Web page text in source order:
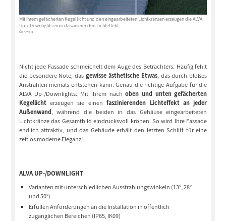
Mit ihrem gefächerten Kegellicht und den eingearbeiteten Lichtkränzen erzeugen die ALVA
Up-/ Downlights einen faszinierenden Lichteffekt.
© ESYLUX
Nicht jede Fassade schmeichelt dem Auge des Betrachters. Häufig fehlt
die besondere Note, dasgewisse ästhetische Etwas, das durch bloßes
Anstrahlen niemals entstehen kann. Genau die richtige Aufgabe für die
ALVA Up-/Downlights: Mit ihrem nachoben und unten gefächerten
Kegellichterzeugen sie einenfaszinierenden Lichteffekt an jeder
Außenwand, während die beiden in das Gehäuse eingearbeiteten
Lichtkränze das Gesamtbild eindrucksvoll krönen. So wird Ihre Fassade
endlich attraktiv, und das Gebäude erhält den letzten Schliff für eine
zeitlos moderne Eleganz!
ALVA UP-/DOWNLIGHT
Varianten mit unterschiedlichen Ausstrahlungswinkeln (13°, 28°
und 50°)
Erfüllen Anforderungen an die Installation in öffentlich
zugänglichen Bereichen (IP65, IK09)